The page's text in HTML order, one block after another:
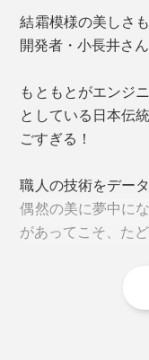
ない毎日の飲み物
＜結＞
室温や湿度、膠の
ってしまうため、
はじめて「結霜ガ
結霜模様の美しさ
開発者・小長井さ
もともとがエンジ
としている日本伝
ごすぎる！
職人の技術をデー
偶然の美に夢中に
があってこそ、た
100年後には、ど